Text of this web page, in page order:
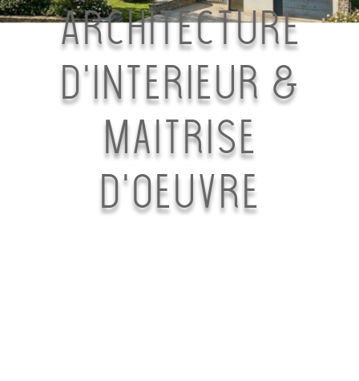
Architecture
d’interieur &
maitrise
d’oeuvre